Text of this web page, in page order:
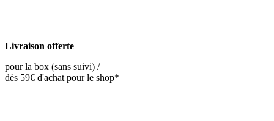
Livraison offerte
pour la box (sans suivi) /
dès 59€ d'achat pour le shop*